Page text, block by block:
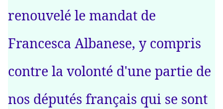
renouvelé le mandat de
Francesca Albanese, y compris
contre la volonté d'une partie de
nos députés français qui se sont